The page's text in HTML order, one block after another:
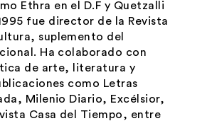
Ethra en el D.F y Quetzalli
fue director de la Revista
suplemento del
Ha colaborado con
de arte, literatura y
como Letras
Milenio Diario, Excélsior,
Casa del Tiempo, entre